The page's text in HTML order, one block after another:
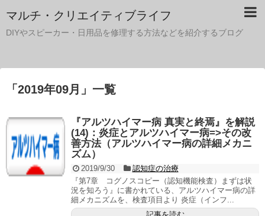
マルチ・クリエイティブライフ
DIYやスピーカー・日用品を修理する方法などを紹介するブログ
「 2019年09月 」 一覧
『アルツハイマー病 真実と終焉』を解説
(14)：炎症とアルツハイマー病=>その改
善方法（アルツハイマー病の詳細メカニ
ズム）
2019/9/30
認知症の治療
『第7章 コグノスコピー（認知機能検査）まずは状
況を知ろう』に書かれている、アルツハイマー病の詳
細メカニズムを、検査項目より 炎症（インフ...